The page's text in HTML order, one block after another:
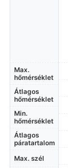
Max.
hőmérséklet
Átlagos
hőmérséklet
Min.
hőmérséklet
Átlagos
páratartalom
Max. szél